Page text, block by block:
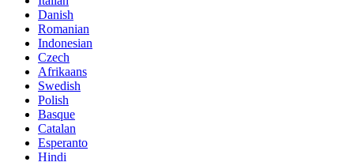
Danish
Romanian
Indonesian
Czech
Afrikaans
Swedish
Polish
Basque
Catalan
Esperanto
Hindi